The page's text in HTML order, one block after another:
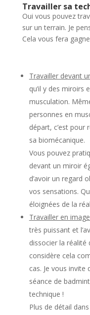
Travailler sa
Oui vous pouvez
sur un terrain. Je
Cela vous fera
Travailler devant
qu’il y des miroirs
musculation.
personnes en
départ, c’est pour
sa biomécanique.
Vous pouvez
devant un miroir
d’avoir un regard
vos sensations.
éloignées de la
Travailler en
très puissant et
dissocier la réalité
considère cela
cas. Je vous invite
séance de
technique !
Plus de détail